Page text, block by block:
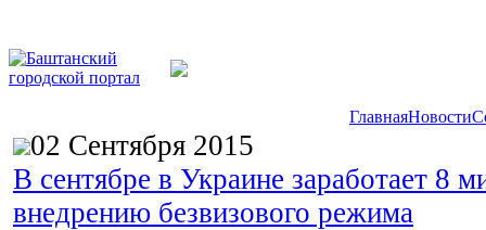
ГлавнаяНовости
02 Сентября 2015
В сентябре в Украине заработает 8
внедрению безвизового режима